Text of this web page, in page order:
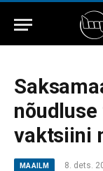
vaktsiini
MAAILM 8. dets.